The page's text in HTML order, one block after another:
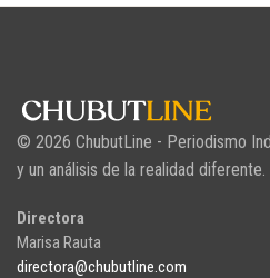
© 2026 ChubutLine - Periodismo
y un análisis de la realidad diferente.
Directora
Marisa Rauta
directora@chubutline.com